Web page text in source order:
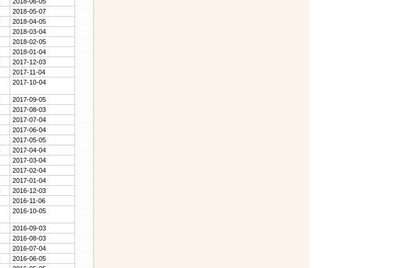
2018-05-07
2018-04-05
2018-03-04
2018-02-05
2018-01-04
2017-12-03
2017-11-04
2017-10-04
2017-09-05
2017-08-03
2017-07-04
2017-06-04
2017-05-05
2017-04-04
2017-03-04
2017-02-04
2017-01-04
2016-12-03
2016-11-06
2016-10-05
2016-09-03
2016-08-03
2016-07-04
2016-06-05